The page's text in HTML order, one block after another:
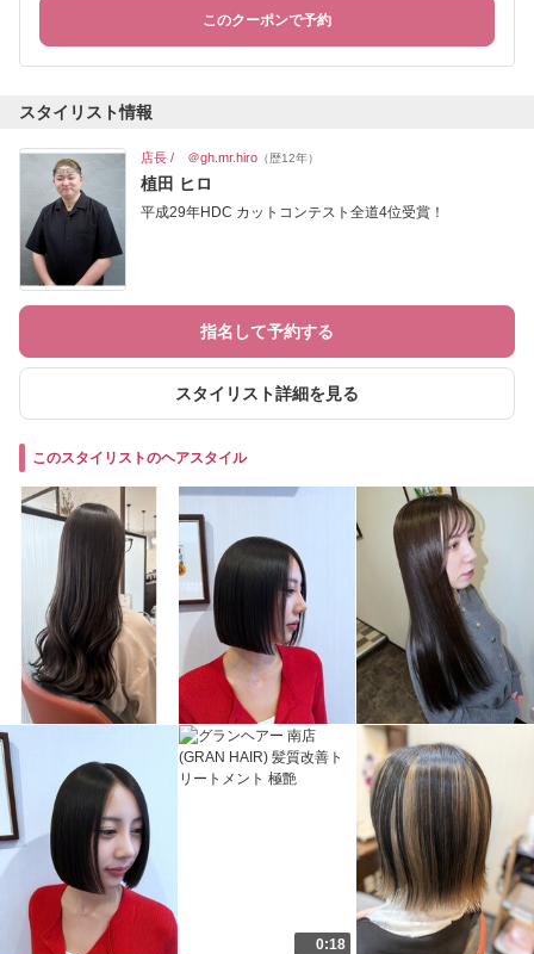
このクーポンで予約
スタイリスト情報
店長 / ＠gh.mr.hiro （歴12年）
植田 ヒロ
平成29年HDC カットコンテスト全道4位受賞！
指名して予約する
スタイリスト詳細を見る
このスタイリストのヘアスタイル
0:18